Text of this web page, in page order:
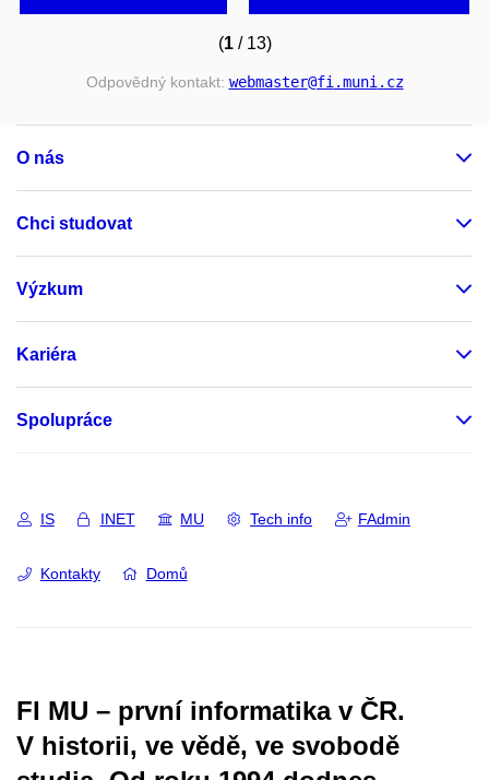
(1/ 13)
Odpovědný kontakt: webmaster@fi .muni .cz
O nás
Chci studovat
Výzkum
Kariéra
Spolupráce
IS INET MU Tech info FAdmin
Kontakty Domů
FI MU – první informatika v ČR.
V historii, ve vědě, ve svobodě